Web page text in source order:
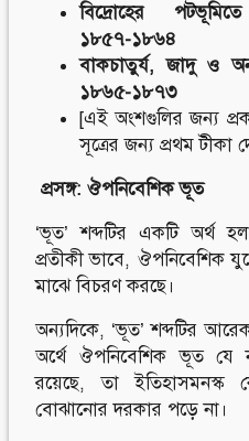
বিদ্রোহের
১৮৫৭-১৮৬৪
বাকচাতুর্য, জাদু ও
১৮৬৫-১৮৭৩
[এই অংশগুলির জন্য
সূত্রের জন্য প্রথম টীকা
প্রসঙ্গ: ঔপনিবেশিক ভূত
‘ভূত’ শব্দটির একটি অর্থ
প্রতীকী ভাবে, ঔপনিবেশিক
মাঝে বিচরণ করছে।
অন্যদিকে, ‘ভূত’ শব্দটির
অর্থে ঔপনিবেশিক ভূত যে
রয়েছে, তা
বোঝানোর দরকার পড়ে না।